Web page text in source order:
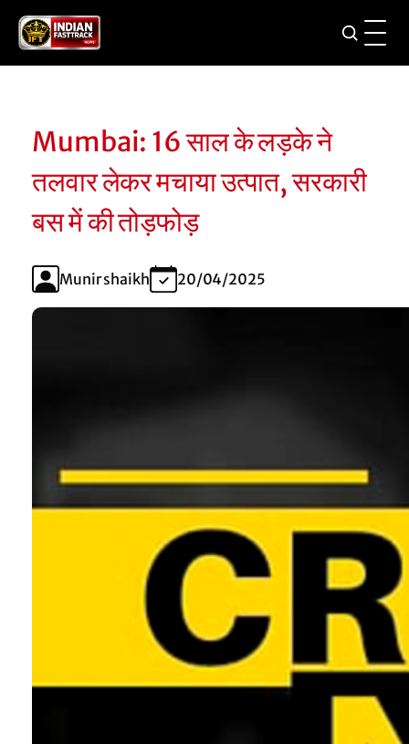
Mumbai: 16 साल के लड़के ने
तलवार लेकर मचाया उत्पात, सरकारी
बस में की तोड़फोड़
Munir shaikh 20/04/2025